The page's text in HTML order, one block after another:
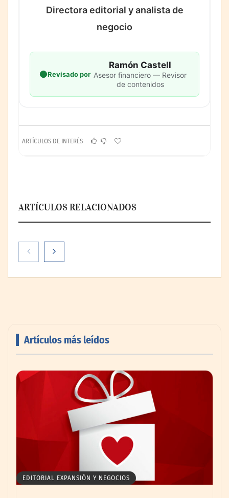
Directora editorial y analista de
negocio
Revisado por
Ramón Castell
Asesor financiero — Revisor
de contenidos
ARTÍCULOS DE INTERÉS
ARTÍCULOS RELACIONADOS
un abogado laboralista
Artículos más leídos
EDITORIAL EXPANSIÓN Y NEGOCIOS